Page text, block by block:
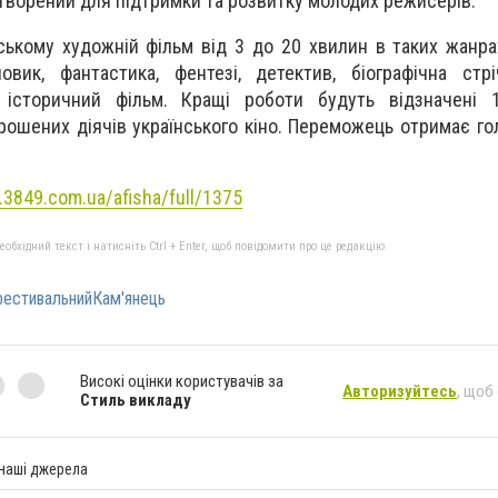
художній фільм від 3 до 20 хвилин в таких
фантастика, фентезі, детектив, біографічна
фільм. Кращі роботи будуть відзначені
діячів українського кіно. Переможець отримає
afisha/full/1375
текст і натисніть Ctrl + Enter, щоб повідомити про це редакцію
Високі оцінки користувачів за
Стиль викладу
Авторизуйтесь, щоб
джерела